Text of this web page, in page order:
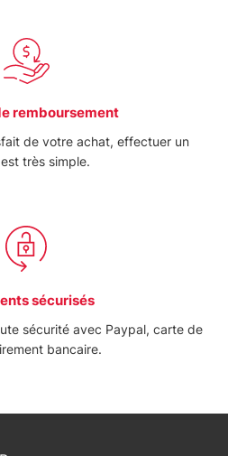
remboursement
de votre achat, effectuer un
très simple.
sécurisés
sécurité avec Paypal, carte de
bancaire.